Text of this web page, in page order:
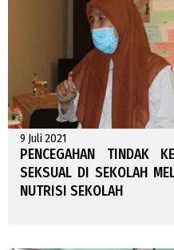
9 Juli 2021
PENCEGAHAN TINDAK
SEKSUAL DI SEKOLAH
NUTRISI SEKOLAH